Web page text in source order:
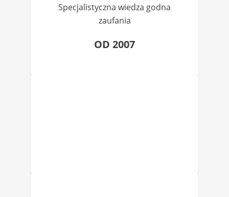
Specjalistyczna wiedza godna
zaufania
OD 2007